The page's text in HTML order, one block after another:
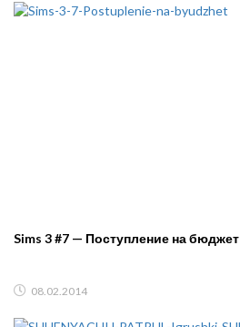
Sims 3 #7 — Поступление на бюджет
08.02.2014